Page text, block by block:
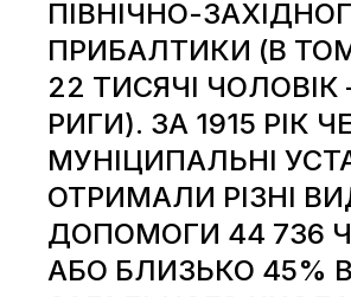
ПІВНІЧНО-
ПРИБАЛТИКИ (В
22 ТИСЯЧІ ЧОЛОВІК
РИГИ). ЗА 1915 РІК
МУНІЦИПАЛЬНІ
ОТРИМАЛИ РІЗНІ
ДОПОМОГИ 44 736
АБО БЛИЗЬКО 45%